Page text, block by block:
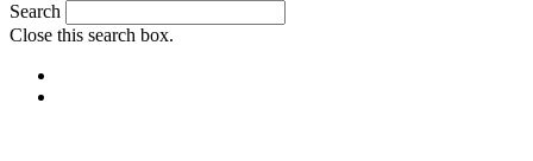
Search
Close this search box.